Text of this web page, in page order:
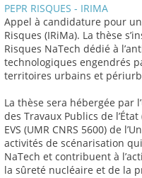
PEPR RISQUES - IRIMA
Appel à candidature pour
Risques (IRiMa). La thèse
Risques NaTech dédié à
technologiques engendrés
territoires urbains et
La thèse sera hébergée par
des Travaux Publics de
EVS (UMR CNRS 5600) de
activités de scénarisation
NaTech et contribuent à
la sûreté nucléaire et de la